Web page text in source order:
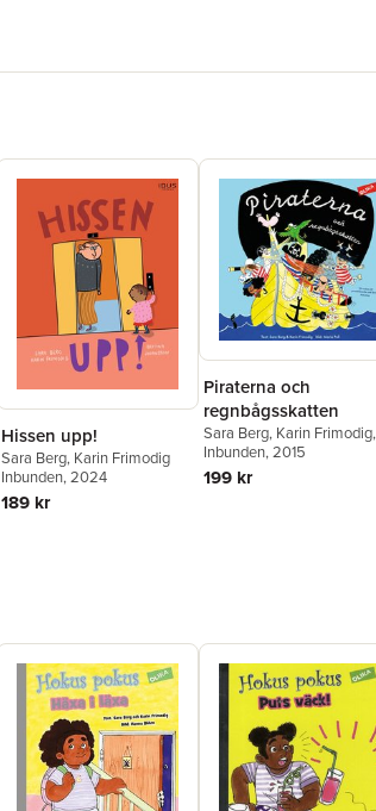
Hissen upp!
Sara Berg, Karin Frimodig
Inbunden, 2024
189 kr
Piraterna och
regnbågsskatten
Sara Berg, Karin Frimodig,
Maria Poll
Inbunden, 2015
199 kr